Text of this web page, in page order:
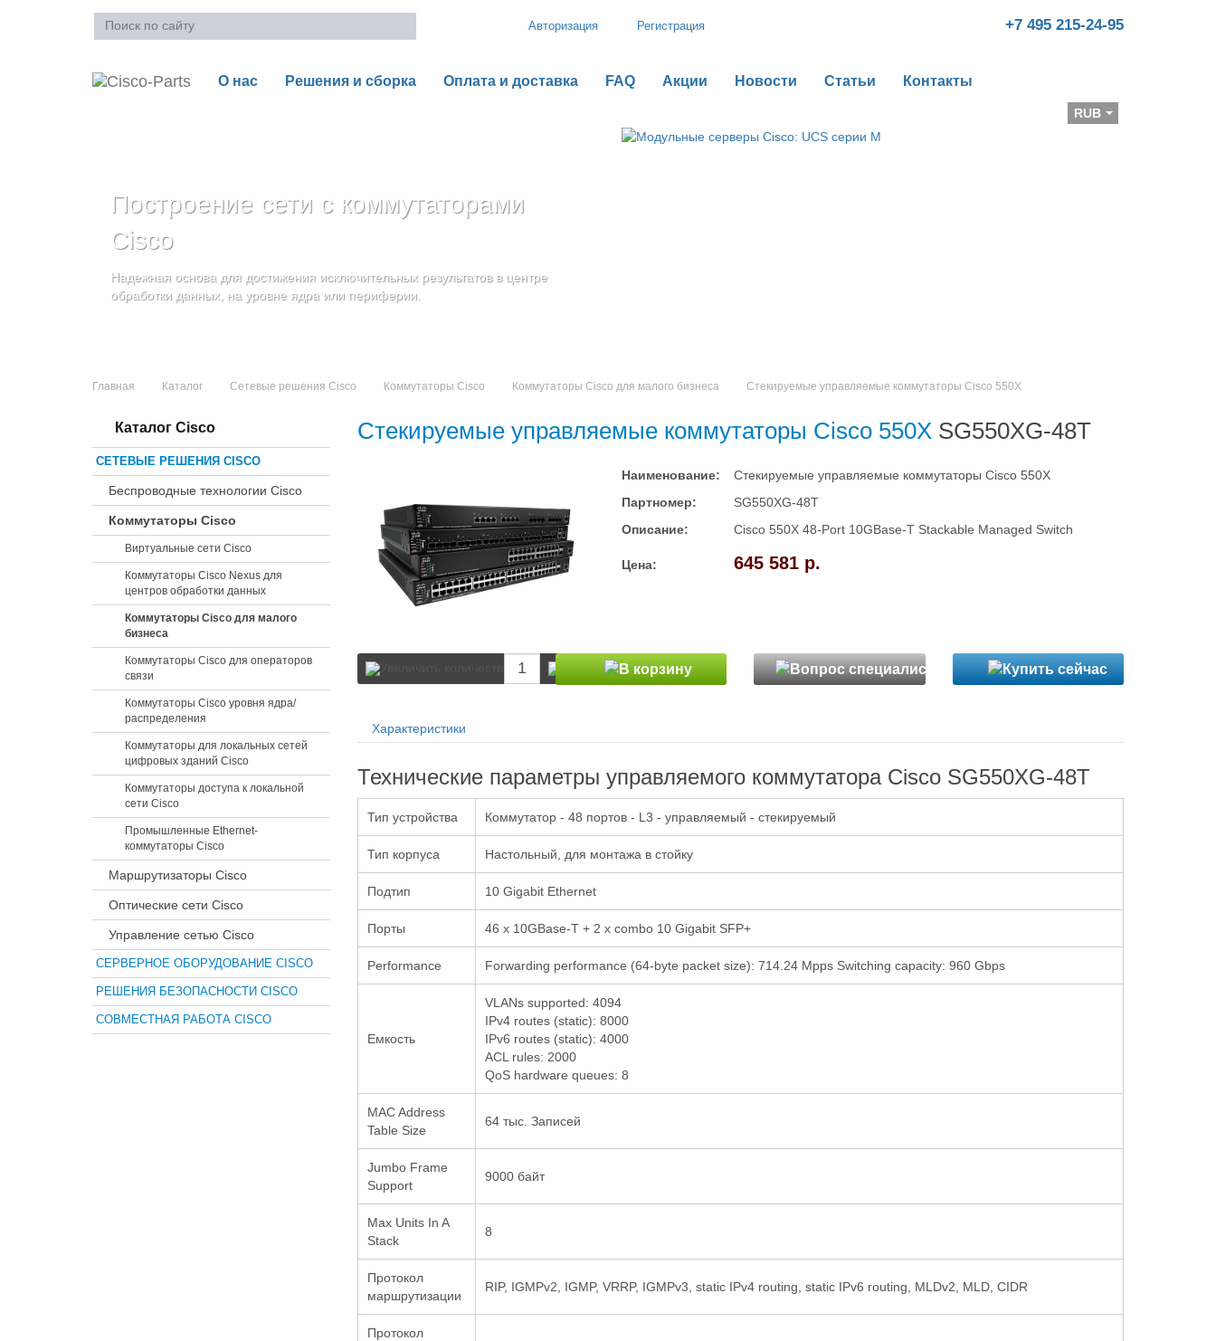
Авторизация Регистрация +7 495 215-24-95
О нас Решения и сборка Оплата и доставка FAQ Акции Новости Статьи Контакты
RUB
Построение сети с коммутаторами
Cisco
Надежная основа для достижения исключительных результатов в центре
обработки данных, на уровне ядра или периферии.
Стоечные серверы Cisco UCS серии C
и повышение адаптивности Вашего бизнеса
Блейд-серверы: UCS серии B
и дополнительные компоненты
Увеличьте производительность сервера с помощью гибкой,
масштабируемой архитектуры
Главная Каталог Сетевые решения Cisco Коммутаторы Cisco Коммутаторы Cisco для малого бизнеса Стекируемые управляемые коммутаторы Cisco 550X
Каталог Cisco
СЕТЕВЫЕ РЕШЕНИЯ CISCO
Беспроводные технологии Cisco
Коммутаторы Cisco
Виртуальные сети Cisco
Коммутаторы Cisco Nexus для
центров обработки данных
Коммутаторы Cisco для малого
бизнеса
Коммутаторы Cisco для операторов
связи
Коммутаторы Cisco уровня ядра/
распределения
Коммутаторы для локальных сетей
цифровых зданий Cisco
Коммутаторы доступа к локальной
сети Cisco
Промышленные Ethernet-
коммутаторы Cisco
Маршрутизаторы Cisco
Оптические сети Cisco
Управление сетью Cisco
СЕРВЕРНОЕ ОБОРУДОВАНИЕ CISCO
РЕШЕНИЯ БЕЗОПАСНОСТИ CISCO
СОВМЕСТНАЯ РАБОТА CISCO
Стекируемые управляемые коммутаторы Cisco 550X SG550XG-48T
Наименование:
Стекируемые управляемые коммутаторы Cisco 550X
Партномер:
SG550XG-48T
Описание:
Cisco 550X 48-Port 10GBase-T Stackable Managed Switch
Цена: 645 581 р.
Характеристики
Технические параметры управляемого коммутатора Cisco SG550XG-48T
Тип устройства Коммутатор - 48 портов - L3 - управляемый - стекируемый
Тип корпуса Настольный, для монтажа в стойку
Подтип 10 Gigabit Ethernet
Порты 46 x 10GBase-T + 2 x combo 10 Gigabit SFP+
Performance Forwarding performance (64-byte packet size): 714.24 Mpps Switching capacity: 960 Gbps
Емкость
VLANs supported: 4094
IPv4 routes (static): 8000
IPv6 routes (static): 4000
ACL rules: 2000
QoS hardware queues: 8
MAC Address
Table Size
64 тыс. Записей
Jumbo Frame
Support
9000 байт
Max Units In A
Stack
8
Протокол
маршрутизации
RIP, IGMPv2, IGMP, VRRP, IGMPv3, static IPv4 routing, static IPv6 routing, MLDv2, MLD, CIDR
Протокол